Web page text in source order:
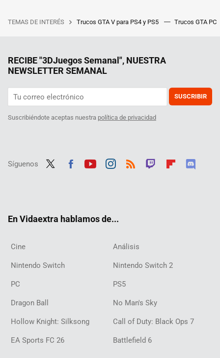
TEMAS DE INTERÉS Trucos GTA V para PS4 y PS5 Trucos GTA PC
RECIBE "3DJuegos Semanal", NUESTRA
NEWSLETTER SEMANAL
SUSCRIBIR
Suscribiéndote aceptas nuestra política de privacidad
Síguenos
En Vidaextra hablamos de...
Cine Análisis
Nintendo Switch Nintendo Switch 2
PC PS5
Dragon Ball No Man's Sky
Hollow Knight: Silksong Call of Duty: Black Ops 7
EA Sports FC 26 Battlefield 6